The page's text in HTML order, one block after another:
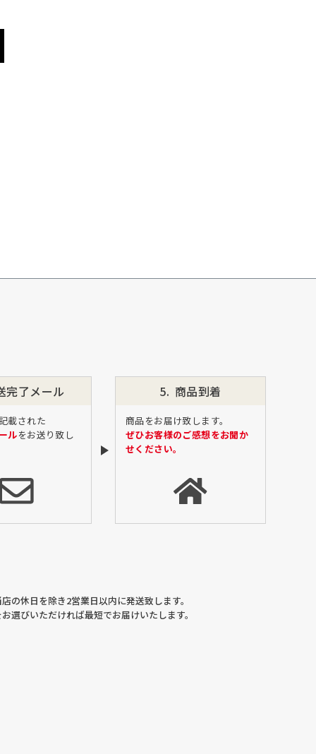
完了メール
載された
ルをお送り致し
商品到着
商品をお届け致します。
ぜひお客様のご感想をお聞か
せください。
の休日を除き2営業日以内に発送致します。
選びいただければ最短でお届けいたします。